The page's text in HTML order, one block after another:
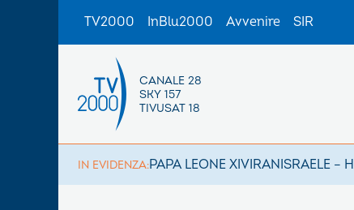
TV2000 InBlu2000 Avvenire SIR
CANALE 28
SKY 157
TIVUSAT 18
IN EVIDENZA:PAPA LEONE XIVIRANISRAELE –